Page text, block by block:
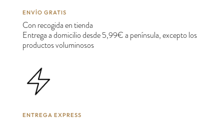
ENVÍO GRATIS
Con recogida en tienda
Entrega a domicilio desde 5,99€ a península, excepto los
productos voluminosos
ENTREGA EXPRESS